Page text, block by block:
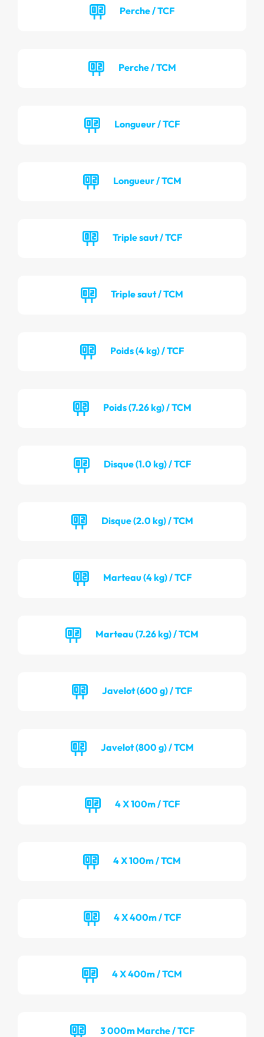
Perche / TCF
Perche / TCM
Longueur / TCF
Longueur / TCM
Triple saut / TCF
Triple saut / TCM
Poids (4 kg) / TCF
Poids (7.26 kg) / TCM
Disque (1.0 kg) / TCF
Disque (2.0 kg) / TCM
Marteau (4 kg) / TCF
Marteau (7.26 kg) / TCM
Javelot (600 g) / TCF
Javelot (800 g) / TCM
4 X 100m / TCF
4 X 100m / TCM
4 X 400m / TCF
4 X 400m / TCM
3 000m Marche / TCF